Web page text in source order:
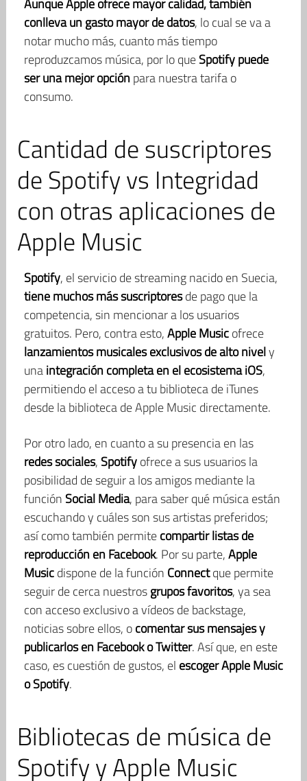
Aunque Apple ofrece mayor calidad, también
conlleva un gasto mayor de datos, lo cual se va a
notar mucho más, cuanto más tiempo
reproduzcamos música, por lo queSpotify puede
ser una mejor opciónpara nuestra tarifa o
consumo.
Cantidad de suscriptores
de Spotify vs Integridad
con otras aplicaciones de
Apple Music
Spotify, el servicio de streaming nacido en Suecia,
tiene muchos más suscriptoresde pago que la
competencia, sin mencionar a los usuarios
gratuitos. Pero, contra esto,Apple Musicofrece
lanzamientos musicales exclusivos de alto nively
unaintegración completa en el ecosistema iOS,
permitiendo el acceso a tu biblioteca de iTunes
desde la biblioteca de Apple Music directamente.
Por otro lado, en cuanto a su presencia en las
redes sociales, Spotifyofrece a sus usuarios la
posibilidad de seguir a los amigos mediante la
función Social Media, para saber qué música están
escuchando y cuáles son sus artistas preferidos;
así como también permitecompartir listas de
reproducción en Facebook. Por su parte,Apple
Musicdispone de la función Connectque permite
seguir de cerca nuestrosgrupos favoritos, ya sea
con acceso exclusivo a vídeos de backstage,
noticias sobre ellos, ocomentar sus mensajes y
publicarlos en Facebook o Twitter. Así que, en este
caso, es cuestión de gustos, el escoger Apple Music
o Spotify.
Bibliotecas de música de
Spotify y Apple Music